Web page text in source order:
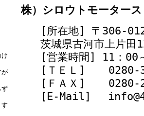
が
ず
株）シロウトモータース
[所在地] 〒306-
茨城県古河市上片田
[営業時間] 11：00
[ＴＥＬ] 0280-
[ＦＡＸ] 0280-
[E-Mail]